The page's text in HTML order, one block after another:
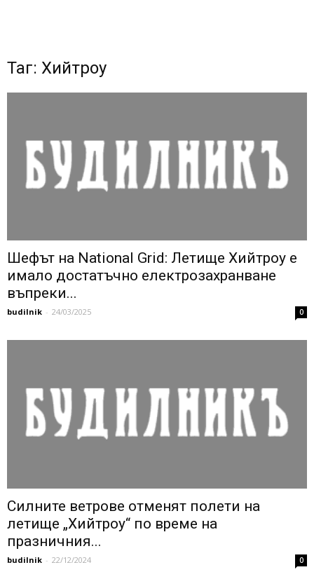
Таг: Хийтроу
Шефът на National Grid: Летище Хийтроу е
имало достатъчно електрозахранване
въпреки...
budilnik - 24/03/2025 0
Силните ветрове отменят полети на
летище „Хийтроу“ по време на
празничния...
budilnik - 22/12/2024 0